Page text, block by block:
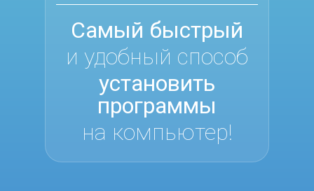
Самый быстрый
и удобный способ
установить
программы
на компьютер!